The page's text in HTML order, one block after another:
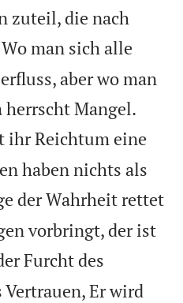
zuteil, die nach
Wo man sich alle
aber wo man
herrscht Mangel.
ihr Reichtum eine
haben nichts als
der Wahrheit rettet
vorbringt, der ist
Furcht des
Er wird